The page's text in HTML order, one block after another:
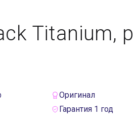
Titanium,
Оригинал
Гарантия 1 год